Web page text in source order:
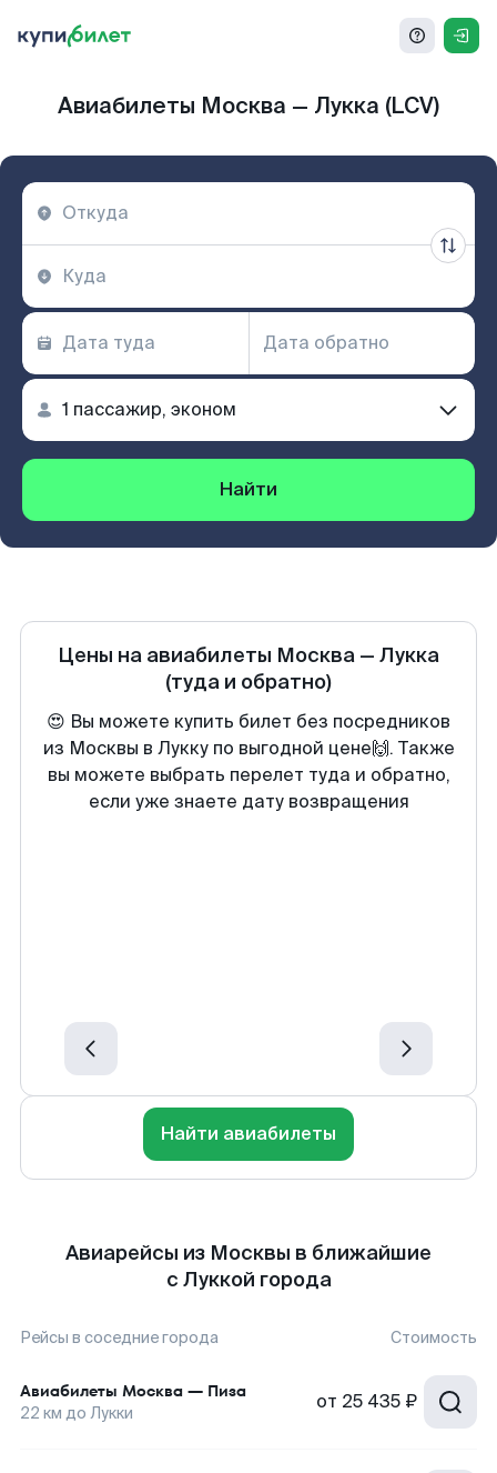
Авиабилеты Москва — Лукка (LCV)
Найти
Цены на авиабилеты Москва — Лукка
(туда и обратно)
😍 Вы можете купить билет без посредников
из Москвы в Лукку по выгодной цене🙌. Также
вы можете выбрать перелет туда и обратно,
если уже знаете дату возвращения
Найти авиабилеты
Авиарейсы из Москвы в ближайшие
с Луккой города
Рейсы в соседние города Стоимость
Авиабилеты Москва — Пиза
22 км до Лукки от 25 435 ₽